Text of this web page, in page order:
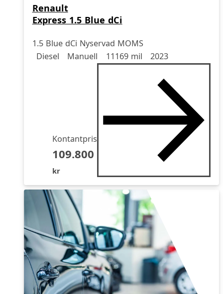
Renault
Express 1.5 Blue dCi
1.5 Blue dCi Nyservad MOMS
Drivmedel
Diesel
DrivmedelManuell
Miltal 11169 mil
årsmodell 2023
Kontantpris
109.800
kr